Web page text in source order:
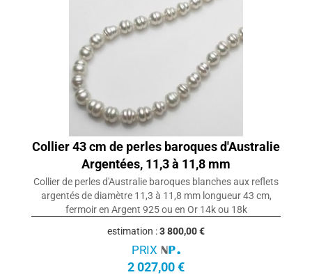
Collier 43 cm de perles baroques d'Australie
Argentées, 11,3 à 11,8 mm
Collier de perles d'Australie baroques blanches aux reflets
argentés de diamètre 11,3 à 11,8 mm longueur 43 cm,
fermoir en Argent 925 ou en Or 14k ou 18k
estimation :3 800,00 €
PRIX
2 027,00 €